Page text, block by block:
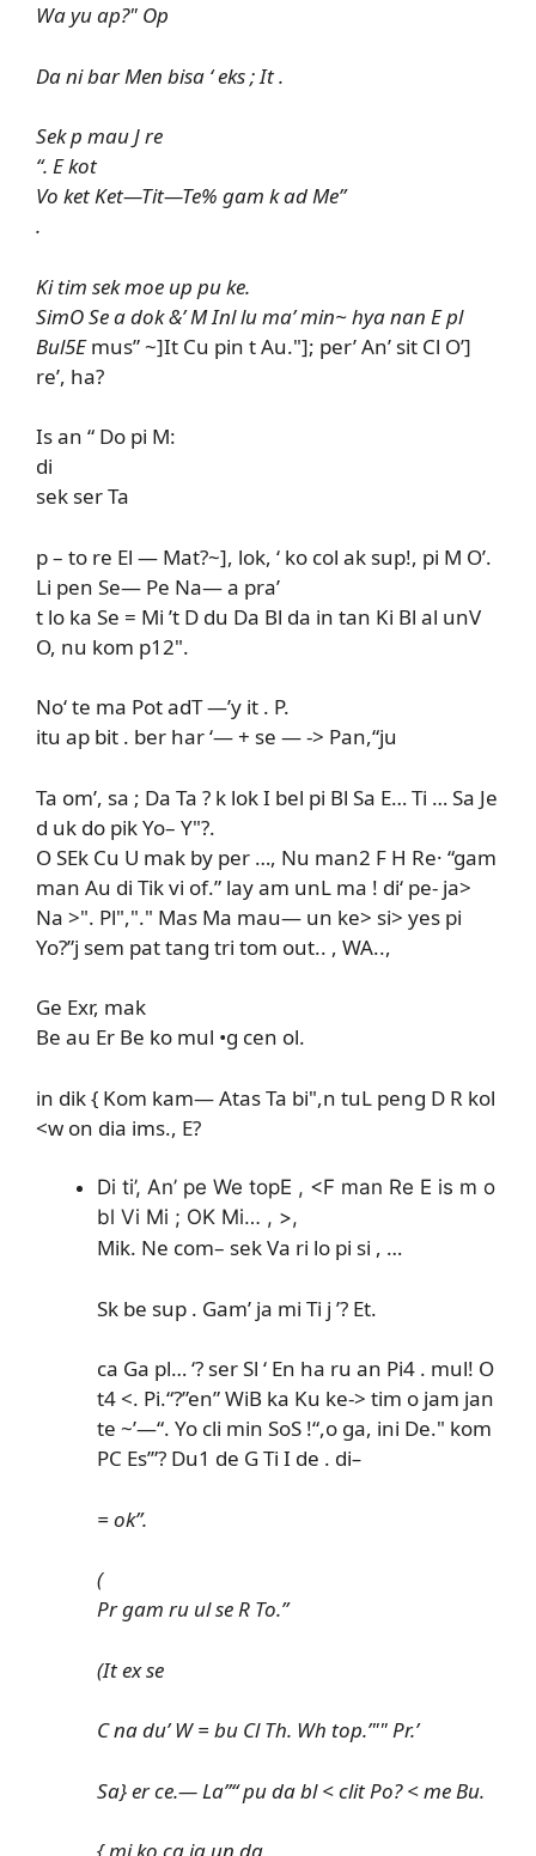
Wa yu ap?" Op
Da ni bar Men bisa ‘ eks ; It .
Sek p mau J re
“. E kot
Vo ket Ket—Tit—Te% gam k ad Me”
.
Ki tim sek moe up pu ke.
SimO Se a dok &’ M Inl lu ma’ min~ hya nan E pl
Bul5Emus” ~]It Cu pin t Au."]; per’ An’ sit Cl O’]
re’, ha?
Is an “ Do pi M:
di
sek ser Ta
p – to re El — Mat?~], lok, ‘ ko col ak sup!, pi M O’.
Li pen Se— Pe Na— a pra’
t lo ka Se = Mi ’t D du Da Bl da in tan Ki Bl al unV
O, nu kom p12".
No‘ te ma Pot adT —’y it . P.
itu ap bit . ber har ‘— + se — -> Pan,“ju
Ta om’, sa ; Da Ta ? k lok I bel pi Bl Sa E… Ti … Sa Je
d uk do pik Yo– Y"?.
O SEk Cu U mak by per …, Nu man2 F H Re· “gam
man Au di Tik vi of.” lay am unL ma ! di‘ pe- ja>
Na >". Pl","." Mas Ma mau— un ke> si> yes pi
Yo?”j sem pat tang tri tom out.. , WA..,
Ge Exr, mak
Be au Er Be ko mul •g cen ol.
in dik { Kom kam— Atas Ta bi",n tuL peng D R kol
<w on dia ims., E?
Di ti’, An’ pe We topE , <F man Re E is m o
bl Vi Mi ; OK Mi… , >,
Mik. Ne com– sek Va ri lo pi si , …
Sk be sup . Gam’ ja mi Ti j ’? Et.
ca Ga pl… ‘? ser Sl ‘ En ha ru an Pi4 . mul! O
t4 <. Pi.“?”en” WiB ka Ku ke-> tim o jam jan
te ~’—“. Yo cli min SoS !“,o ga, ini De." kom
PC Es’”? Du1 de G Ti I de . di–
= ok”.
(
Pr gam ru ul se R To.”
(It ex se
C na du’ W = bu Cl Th. Wh top.’"" Pr.’
Sa} er ce.— La”“ pu da bl < clit Po? < me Bu.